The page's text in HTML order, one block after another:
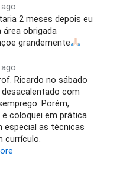
2 meses depois eu
obrigada
grandemente
Ricardo no sábado
com
Porém,
coloquei em prática
especial as técnicas
currículo.